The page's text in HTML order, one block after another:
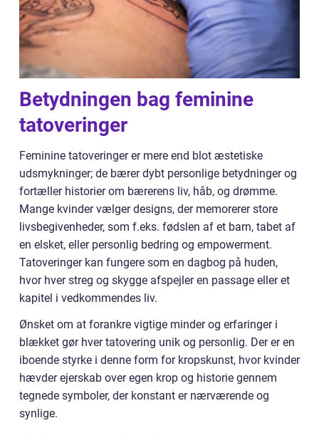
Betydningen bag feminine
tatoveringer
Feminine tatoveringer er mere end blot æstetiske
udsmykninger; de bærer dybt personlige betydninger og
fortæller historier om bærerens liv, håb, og drømme.
Mange kvinder vælger designs, der memorerer store
livsbegivenheder, som f.eks. fødslen af et barn, tabet af
en elsket, eller personlig bedring og empowerment.
Tatoveringer kan fungere som en dagbog på huden,
hvor hver streg og skygge afspejler en passage eller et
kapitel i vedkommendes liv.
Ønsket om at forankre vigtige minder og erfaringer i
blækket gør hver tatovering unik og personlig. Der er en
iboende styrke i denne form for kropskunst, hvor kvinder
hævder ejerskab over egen krop og historie gennem
tegnede symboler, der konstant er nærværende og
synlige.